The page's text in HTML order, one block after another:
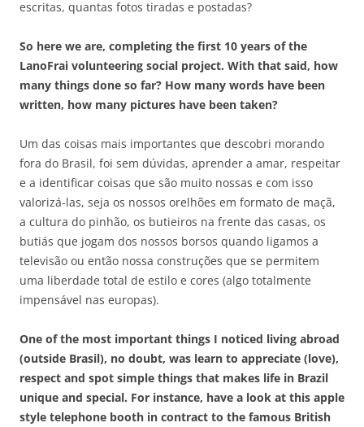
escritas, quantas fotos tiradas e postadas?
So here we are, completing the first 10 years of the
LanoFrai volunteering social project. With that said, how
many things done so far? How many words have been
written, how many pictures have been taken?
Um das coisas mais importantes que descobri morando
fora do Brasil, foi sem dúvidas, aprender a amar, respeitar
e a identificar coisas que são muito nossas e com isso
valorizá-las, seja os nossos orelhões em formato de maçã,
a cultura do pinhão, os butieiros na frente das casas, os
butiás que jogam dos nossos borsos quando ligamos a
televisão ou então nossa construções que se permitem
uma liberdade total de estilo e cores (algo totalmente
impensável nas europas).
One of the most important things I noticed living abroad
(outside Brasil), no doubt, was learn to appreciate (love),
respect and spot simple things that makes life in Brazil
unique and special. For instance, have a look at this apple
style telephone booth in contract to the famous British